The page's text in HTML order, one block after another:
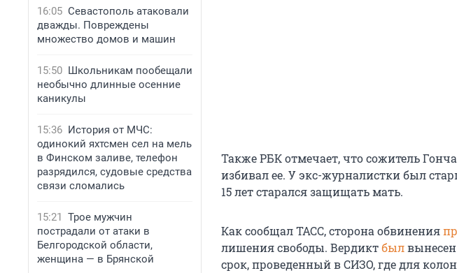
16:05 Севастополь атаковали
дважды. Повреждены
множество домов и машин
15:50 Школьникам пообещали
необычно длинные осенние
каникулы
15:36 История от МЧС:
одинокий яхтсмен сел на мель
в Финском заливе, телефон
разрядился, судовые средства
связи сломались
15:21 Трое мужчин
пострадали от атаки в
Белгородской области,
женщина — в Брянской
Также РБК отмечает, что сожитель
избивал ее. У экс-журналистки был
15 лет старался защищать мать.
Как сообщал ТАСС, сторона обвинения
лишения свободы. Вердиктбыл
срок, проведенный в СИЗО, где для